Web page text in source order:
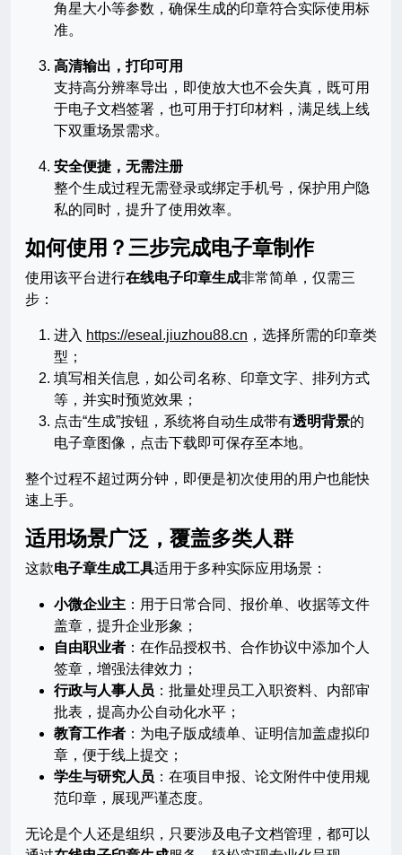
角星大小等参数，确保生成的印章符合实际使用标
准。
高清输出，打印可用
支持高分辨率导出，即使放大也不会失真，既可用
于电子文档签署，也可用于打印材料，满足线上线
下双重场景需求。
安全便捷，无需注册
整个生成过程无需登录或绑定手机号，保护用户隐
私的同时，提升了使用效率。
如何使用？三步完成电子章制作
使用该平台进行在线电子印章生成非常简单，仅需三
步：
进入 https://eseal.jiuzhou88.cn ，选择所需的印章类
型；
填写相关信息，如公司名称、印章文字、排列方式
等，并实时预览效果；
点击“生成”按钮，系统将自动生成带有透明背景的
电子章图像，点击下载即可保存至本地。
整个过程不超过两分钟，即便是初次使用的用户也能快
速上手。
适用场景广泛，覆盖多类人群
这款电子章生成工具适用于多种实际应用场景：
小微企业主 ：用于日常合同、报价单、收据等文件
盖章，提升企业形象；
自由职业者 ：在作品授权书、合作协议中添加个人
签章，增强法律效力；
行政与人事人员 ：批量处理员工入职资料、内部审
批表，提高办公自动化水平；
教育工作者 ：为电子版成绩单、证明信加盖虚拟印
章，便于线上提交；
学生与研究人员 ：在项目申报、论文附件中使用规
范印章，展现严谨态度。
无论是个人还是组织，只要涉及电子文档管理，都可以